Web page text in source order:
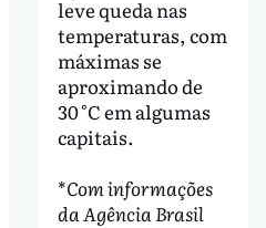
leve queda nas
temperaturas, com
máximas se
aproximando de
30 °C em algumas
capitais.
*Com informações
da Agência Brasil